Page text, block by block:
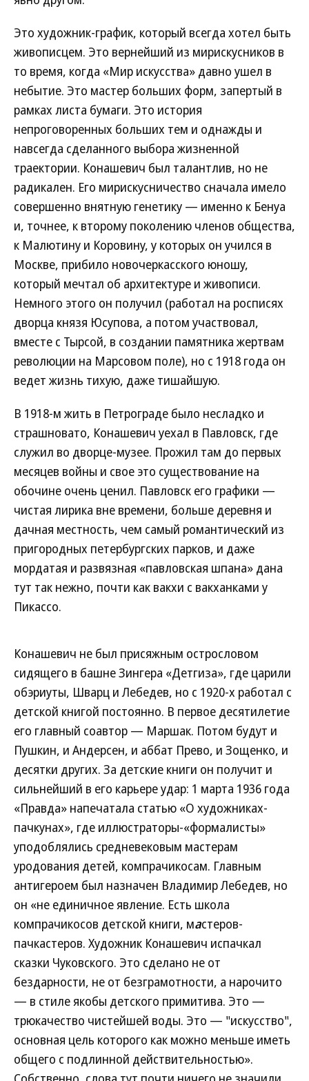
Это художник-график, который всегда хотел быть
живописцем. Это вернейший из мирискусников в
то время, когда «Мир искусства» давно ушел в
небытие. Это мастер больших форм, запертый в
рамках листа бумаги. Это история
непроговоренных больших тем и однажды и
навсегда сделанного выбора жизненной
траектории. Конашевич был талантлив, но не
радикален. Его мирискусничество сначала имело
совершенно внятную генетику — именно к Бенуа
и, точнее, к второму поколению членов общества,
к Малютину и Коровину, у которых он учился в
Москве, прибило новочеркасского юношу,
который мечтал об архитектуре и живописи.
Немного этого он получил (работал на росписях
дворца князя Юсупова, а потом участвовал,
вместе с Тырсой, в создании памятника жертвам
революции на Марсовом поле), но с 1918 года он
ведет жизнь тихую, даже тишайшую.
В 1918-м жить в Петрограде было несладко и
страшновато, Конашевич уехал в Павловск, где
служил во дворце-музее. Прожил там до первых
месяцев войны и свое это существование на
обочине очень ценил. Павловск его графики —
чистая лирика вне времени, больше деревня и
дачная местность, чем самый романтический из
пригородных петербургских парков, и даже
мордатая и развязная «павловская шпана» дана
тут так нежно, почти как вакхи с вакханками у
Пикассо.
Конашевич не был присяжным острословом
сидящего в башне Зингера «Детгиза», где царили
обэриуты, Шварц и Лебедев, но с 1920-х работал с
детской книгой постоянно. В первое десятилетие
его главный соавтор — Маршак. Потом будут и
Пушкин, и Андерсен, и аббат Прево, и Зощенко, и
десятки других. За детские книги он получит и
сильнейший в его карьере удар: 1 марта 1936 года
«Правда» напечатала статью «О художниках-
пачкунах», где иллюстраторы-«формалисты»
уподоблялись средневековым мастерам
уродования детей, компрачикосам. Главным
антигероем был назначен Владимир Лебедев, но
он «не единичное явление. Есть школа
компрачикосов детской книги, мастеров-
пачкастеров. Художник Конашевич испачкал
сказки Чуковского. Это сделано не от
бездарности, не от безграмотности, а нарочито
— в стиле якобы детского примитива. Это —
трюкачество чистейшей воды. Это — "искусство",
основная цель которого как можно меньше иметь
общего с подлинной действительностью».